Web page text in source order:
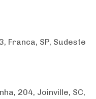
Franca, SP, Sudeste
204, Joinville, SC,